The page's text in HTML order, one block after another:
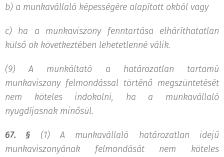
b) a munkavállaló képességére alapított okból vagy
c) ha a munkaviszony fenntartása elháríthatatlan
külső ok következtében lehetetlenné válik.
(9) A munkáltató a határozatlan tartamú
munkaviszony felmondással történő megszüntetését
nem köteles indokolni, ha a munkavállaló
nyugdíjasnak minősül.
67. § (1) A munkavállaló határozatlan idejű
munkaviszonyának felmondását nem köteles